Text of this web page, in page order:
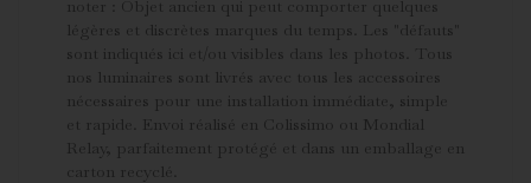
noter : Objet ancien qui peut comporter quelques
légères et discrètes marques du temps. Les "défauts"
sont indiqués ici et/ou visibles dans les photos. Tous
nos luminaires sont livrés avec tous les accessoires
nécessaires pour une installation immédiate, simple
et rapide. Envoi réalisé en Colissimo ou Mondial
Relay, parfaitement protégé et dans un emballage en
carton recyclé.